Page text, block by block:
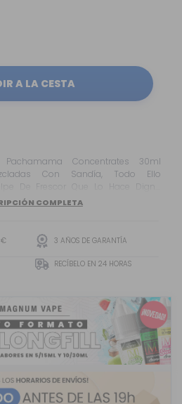
A LA CESTA
Concentrates 30ml
Con Sandía, Todo Ello
De Frescor Que Lo Hace Digno
De Cabecera.
COMPLETA
3 AÑOS DE GARANTÍA
RECÍBELO EN 24 HORAS